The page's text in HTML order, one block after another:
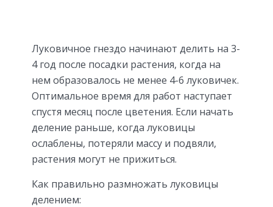
Луковичное гнездо начинают делить на 3-
4 год после посадки растения, когда на
нем образовалось не менее 4-6 луковичек.
Оптимальное время для работ наступает
спустя месяц после цветения. Если начать
деление раньше, когда луковицы
ослаблены, потеряли массу и подвяли,
растения могут не прижиться.
Как правильно размножать луковицы
делением: